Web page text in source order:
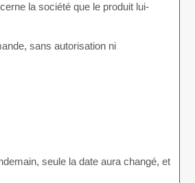
la société que le produit lui-
sans autorisation ni
seule la date aura changé, et